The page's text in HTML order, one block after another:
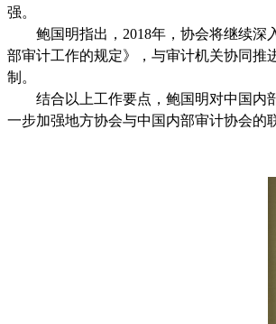
强。
鲍国明指出， 2018年，协会将继续深
部审计工作的规定》，与审计机关协同推
制。
结合以上工作要点，鲍国明对中国内
一步加强地方协会与中国内部审计协会的